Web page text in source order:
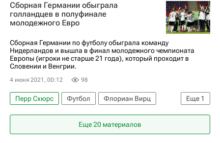
Дженоа
Кубок Италии
Сборная Германии обыграла
голландцев в полуфинале
молодежного Евро
Сборная Германии по футболу обыграла команду
Нидерландов и вышла в финал молодежного чемпионата
Европы (игроки не старше 21 года), который проходит в
Словении и Венгрии.
4 июня 2021, 00:12 98
Еще 1
Перр Схюрс Футбол
Флориан Вирц
Молодежный чемпионат Европы по футболу
Еще 20 материалов